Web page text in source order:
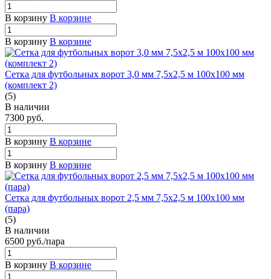
В корзину В корзине
В корзину В корзине
Сетка для футбольных ворот 3,0 мм 7,5х2,5 м 100х100 мм
(комплект 2)
(5)
В наличии
7300 руб.
В корзину В корзине
В корзину В корзине
Сетка для футбольных ворот 2,5 мм 7,5х2,5 м 100х100 мм
(пара)
(5)
В наличии
6500 руб./пара
В корзину В корзине